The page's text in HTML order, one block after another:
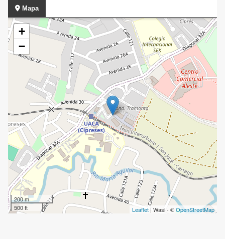
Mapa
+
−
200 m
500 ft
Leaflet | Wasi - ©OpenStreetMap